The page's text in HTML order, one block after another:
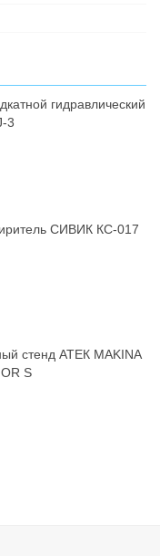
гидравлический
3
СИВИК КС-017
стенд АТЕК MAKINA
S